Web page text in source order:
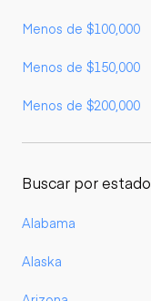
Menos de $100,000
Menos de $150,000
Menos de $200,000
Buscar por estado
Alabama
Alaska